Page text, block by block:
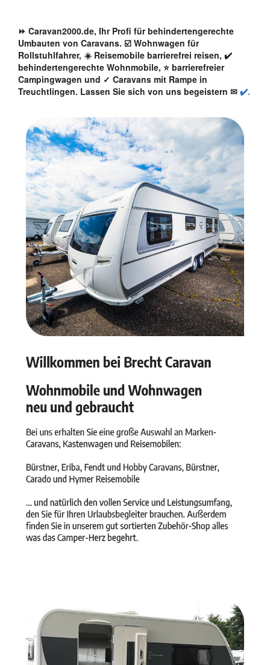
⏩ Caravan2000.de, Ihr Profi für behindertengerechte
Umbauten von Caravans. ☑️ Wohnwagen für
Rollstuhlfahrer, ☀️ Reisemobile barrierefrei reisen, ✔️
behindertengerechte Wohnmobile, ⭐ barrierefreier
Campingwagen und ✓ Caravans mit Rampe in
Treuchtlingen. Lassen Sie sich von uns begeistern ✉ ✔️.